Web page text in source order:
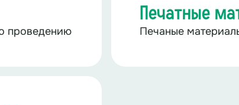
проведению
Печатные
Печаные